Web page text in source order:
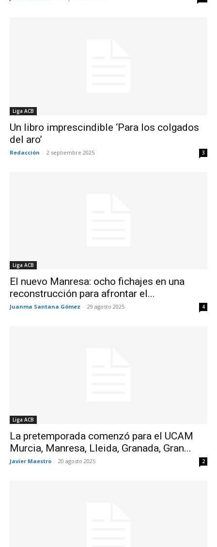
Liga ACB
Un libro imprescindible ‘Para los colgados
del aro’
Redacción - 2 septiembre 2025 3
Liga ACB
El nuevo Manresa: ocho fichajes en una
reconstrucción para afrontar el...
Juanma Santana Gómez - 29 agosto 2025 4
Liga ACB
La pretemporada comenzó para el UCAM
Murcia, Manresa, Lleida, Granada, Gran...
Javier Maestro - 20 agosto 2025 2